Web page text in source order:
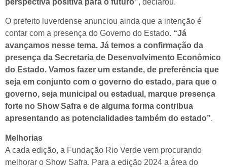
perspectiva positiva para o futuro”, declarou.
O prefeito luverdense anunciou ainda que a intenção é
contar com a presença do Governo do Estado. “Já
avançamos nesse tema. Já temos a confirmação da
presença da Secretaria de Desenvolvimento Econômico
do Estado. Vamos fazer um estande, de preferência que
seja em conjunto com o governo do estado, para que o
governo, seja municipal ou estadual, marque presença
forte no Show Safra e de alguma forma contribua
apresentando as potencialidades também do estado”.
Melhorias
A cada edição, a Fundação Rio Verde vem procurando
melhorar o Show Safra. Para a edição 2024 a área do